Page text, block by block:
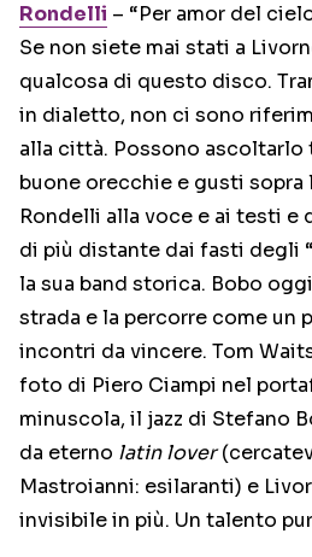
Rondelli – “Per amor del
Se non siete mai stati a
qualcosa di questo disco.
in dialetto, non ci sono
alla città. Possono
buone orecchie e gusti sopra
Rondelli alla voce e ai testi e
di più distante dai fasti degli
la sua band storica. Bobo
strada e la percorre come un
incontri da vincere. Tom
foto di Piero Ciampi nel
minuscola, il jazz di Stefano
da eterno latin lover
Mastroianni: esilaranti) e
invisibile in più. Un talento